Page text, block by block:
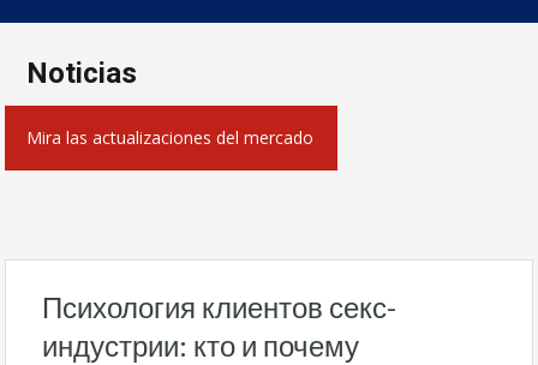
Noticias
Mira las actualizaciones del mercado
Психология клиентов секс-
индустрии: кто и почему